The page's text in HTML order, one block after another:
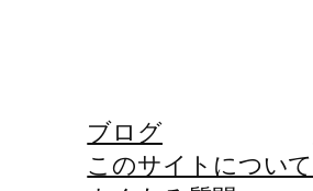
ブログ
このサイトについて